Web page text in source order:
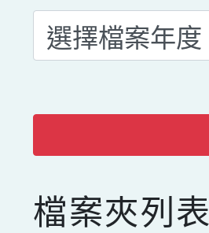
檔案夾列表